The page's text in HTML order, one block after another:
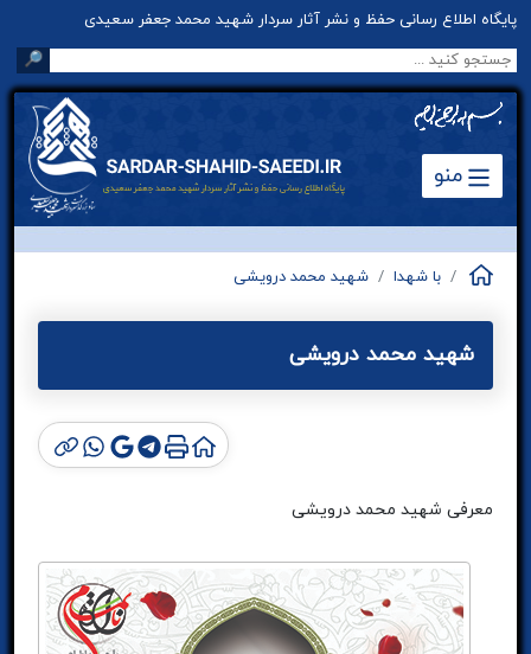
پایگاه اطلاع رسانی حفظ و نشر آثار سردار شهید محمد جعفر سعیدی
🔎
منو
با شهدا شهید محمد درویشی
شهید محمد درویشی
معرفی شهید محمد درویشی